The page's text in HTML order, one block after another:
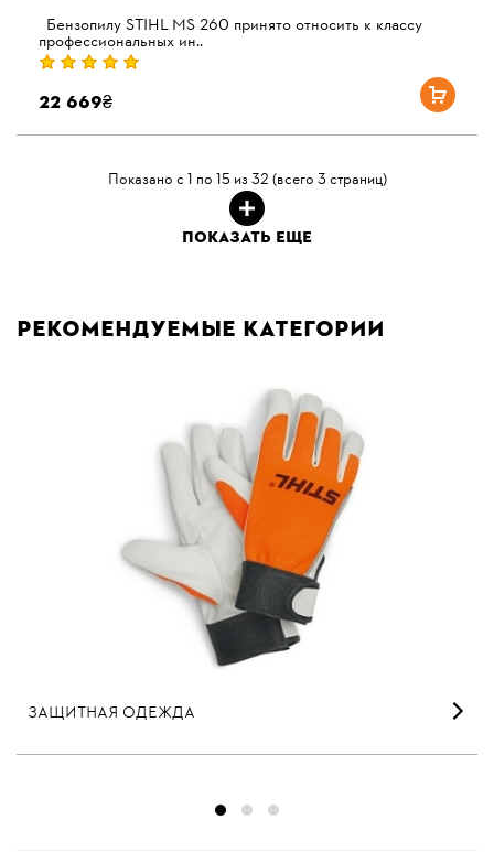
Бензопилу STIHL MS 260 принято относить к классу
профессиональных ин..
22 669₴
Показано с 1 по 15 из 32 (всего 3 страниц)
ПОКАЗАТЬ ЕЩЕ
Рекомендуемые категории
ЗАЩИТНАЯ ОДЕЖДА